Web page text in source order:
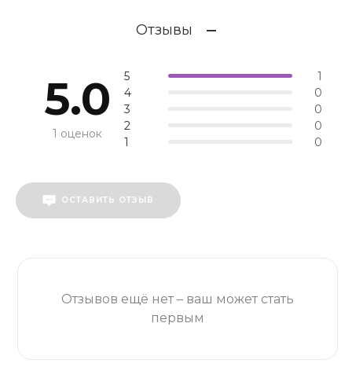
Отзывы
5.0
1 оценок
5
1
4
0
3
0
2
0
1
0
ОСТАВИТЬ ОТЗЫВ
Отзывов ещё нет – ваш может стать
первым